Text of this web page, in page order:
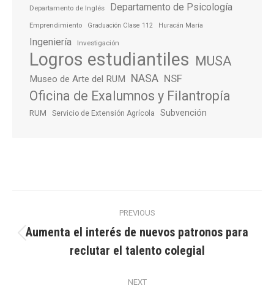
Departamento de Inglés Departamento de Psicología
Emprendimiento Graduación Clase 112 Huracán María
Ingeniería Investigación
Logros estudiantiles MUSA
Museo de Arte del RUM NASA NSF
Oficina de Exalumnos y Filantropía
RUM Servicio de Extensión Agrícola Subvención
navigation
PREVIOUS
Previous
post:
Aumenta el interés de nuevos patronos para
reclutar el talento colegial
NEXT